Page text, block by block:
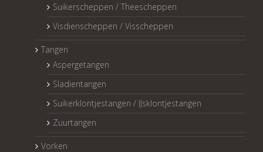
Suikerscheppen / Theescheppen
Visdienscheppen / Visscheppen
Tangen
Aspergetangen
Sladientangen
Suikerklontjestangen / IJsklontjestangen
Zuurtangen
Vorken